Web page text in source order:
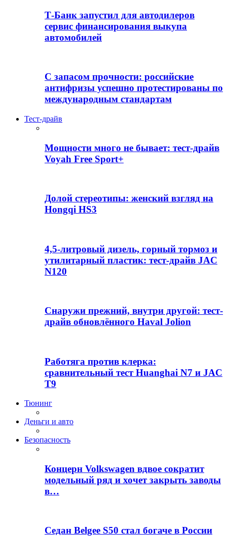
Т-Банк запустил для автодилеров
сервис финансирования выкупа
автомобилей
С запасом прочности: российские
антифризы успешно протестированы по
международным стандартам
Тест-драйв
Мощности много не бывает: тест-драйв
Voyah Free Sport+
Долой стереотипы: женский взгляд на
Hongqi HS3
4,5-литровый дизель, горный тормоз и
утилитарный пластик: тест-драйв JAC
N120
Снаружи прежний, внутри другой: тест-
драйв обновлённого Haval Jolion
Работяга против клерка:
сравнительный тест Huanghai N7 и JAC
T9
Тюнинг
Деньги и авто
Безопасность
Концерн Volkswagen вдвое сократит
модельный ряд и хочет закрыть заводы
в…
Седан Belgee S50 стал богаче в России